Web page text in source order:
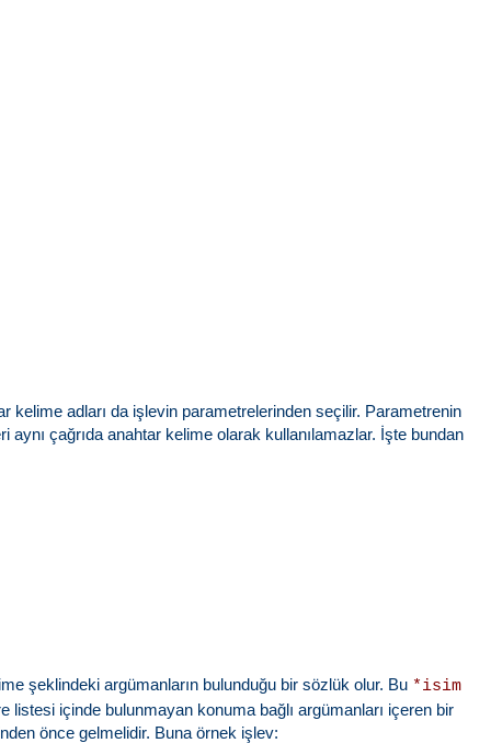
kelime adları da işlevin parametrelerinden seçilir. Parametrenin
çağrıda anahtar kelime olarak kullanılamazlar. İşte bundan
şeklindeki argümanların bulunduğu bir sözlük olur. Bu *isim
listesi içinde bulunmayan konuma bağlı argümanları içeren bir
önce gelmelidir. Buna örnek işlev: